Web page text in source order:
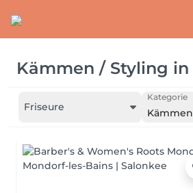
Kämmen / Styling in
Friseure
Kategorie